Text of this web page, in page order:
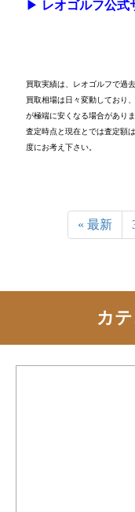
▶ レオゴルフ公式
買取実績は、レオゴルフで過
買取相場は日々変動しており
が極端に安くなる場合がありま
査定時点と現在とでは査定額
度にお考え下さい。
« 最新
カ